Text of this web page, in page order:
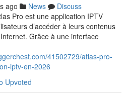
ago News
Discuss
Pro est une application IPTV
d’accéder à leurs contenus
Grâce à une interface
41502729/atlas-pro-
iptv-en-2026
Upvoted